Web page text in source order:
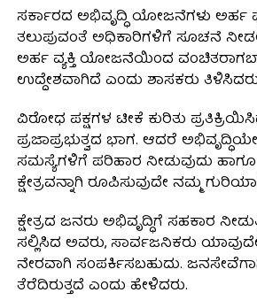
ಸರ್ಕಾರದ ಅಭಿವೃದ್ಧಿ ಯೋಜನೆಗಳು ಅರ್ಹ
ತಲುಪುವಂತೆ ಅಧಿಕಾರಿಗಳಿಗೆ ಸೂಚನೆ
ಅರ್ಹ ವ್ಯಕ್ತಿ ಯೋಜನೆಯಿಂದ
ಉದ್ದೇಶವಾಗಿದೆ ಎಂದು ಶಾಸಕರು
ವಿರೋಧ ಪಕ್ಷಗಳ ಟೀಕೆ ಕುರಿತು
ಪ್ರಜಾಪ್ರಭುತ್ವದ ಭಾಗ. ಆದರೆ
ಸಮಸ್ಯೆಗಳಿಗೆ ಪರಿಹಾರ ನೀಡುವುದು ಹಾಗೂ
ಕ್ಷೇತ್ರವನ್ನಾಗಿ ರೂಪಿಸುವುದೇ ನಮ್ಮ
ಕ್ಷೇತ್ರದ ಜನರು ಅಭಿವೃದ್ಧಿಗೆ ಸಹಕಾರ
ಸಲ್ಲಿಸಿದ ಅವರು, ಸಾರ್ವಜನಿಕರು
ನೇರವಾಗಿ ಸಂಪರ್ಕಿಸಬಹುದು.
ತೆರೆದಿರುತ್ತದೆ ಎಂದು ಹೇಳಿದರು.